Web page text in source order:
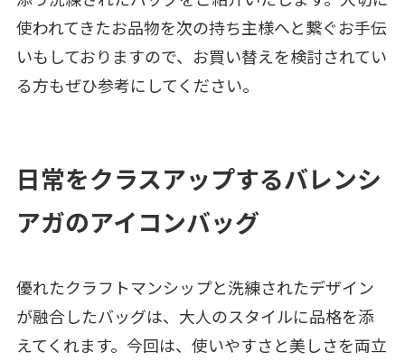
使われてきたお品物を次の持ち主様へと繋ぐお手伝
いもしておりますので、お買い替えを検討されてい
る方もぜひ参考にしてください。
日常をクラスアップするバレンシ
アガのアイコンバッグ
優れたクラフトマンシップと洗練されたデザイン
が融合したバッグは、大人のスタイルに品格を添
えてくれます。今回は、使いやすさと美しさを両立